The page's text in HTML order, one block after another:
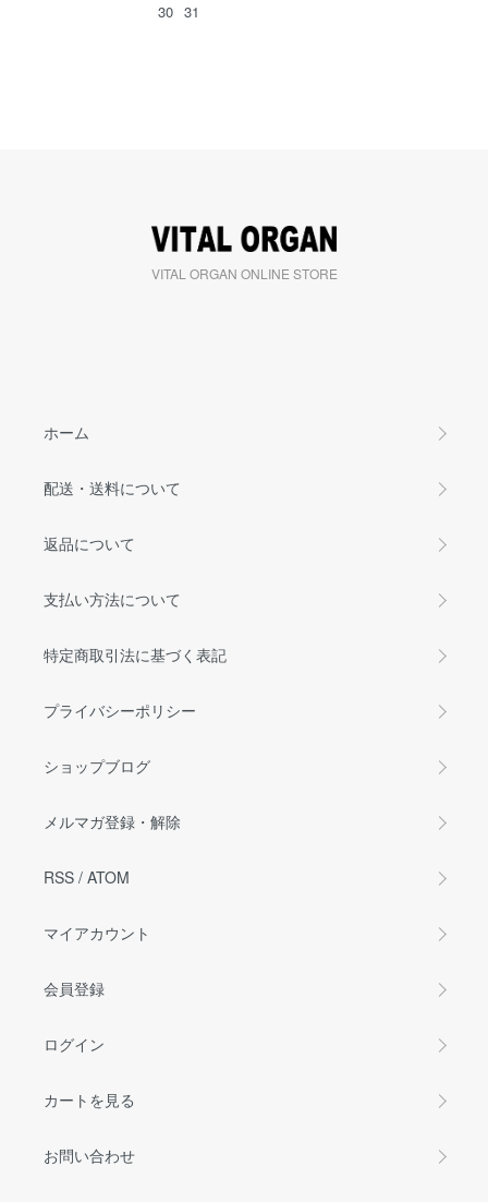
30 31
VITAL ORGAN ONLINE STORE
ホーム
配送・送料について
返品について
支払い方法について
特定商取引法に基づく表記
プライバシーポリシー
ショップブログ
メルマガ登録・解除
RSS / ATOM
マイアカウント
会員登録
ログイン
カートを見る
お問い合わせ